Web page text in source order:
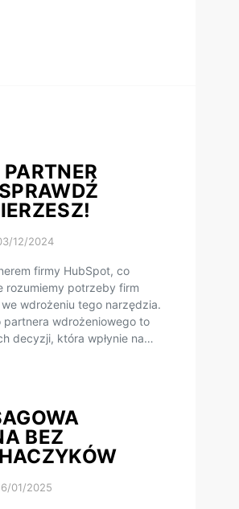
12/2024
firmy HubSpot, co
rozumiemy potrzeby firm
wdrożeniu tego narzędzia.
wdrożeniowego to
decyzji, która wpłynie na…
BEZ
01/2025